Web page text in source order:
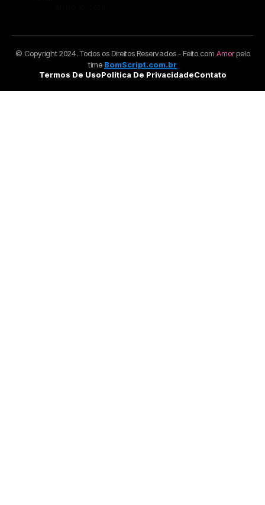
© Copyright 2024. Todos os Direitos Reservados - Feito com Amorpelo
time BomScript.com.br
Termos De UsoPolítica De PrivacidadeContato